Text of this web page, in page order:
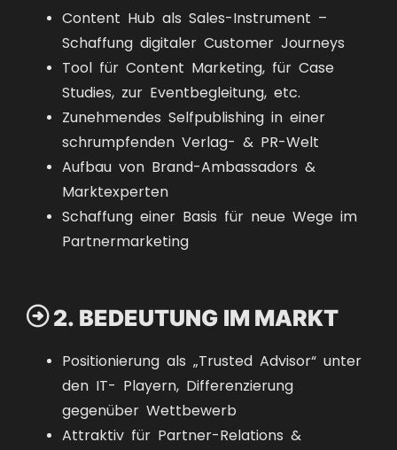
Content Hub als Sales-Instrument –
Schaffung digitaler Customer Journeys
Tool für Content Marketing, für Case
Studies, zur Eventbegleitung, etc.
Zunehmendes Selfpublishing in einer
schrumpfenden Verlag- & PR-Welt
Aufbau von Brand-Ambassadors &
Marktexperten
Schaffung einer Basis für neue Wege im
Partnermarketing
 2. BEDEUTUNG IM MARKT
Positionierung als „Trusted Advisor“ unter
den IT- Playern, Differenzierung
gegenüber Wettbewerb
Attraktiv für Partner-Relations &